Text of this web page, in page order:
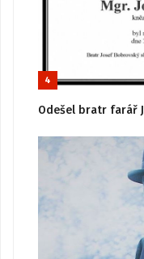
4
Odešel bratr farář